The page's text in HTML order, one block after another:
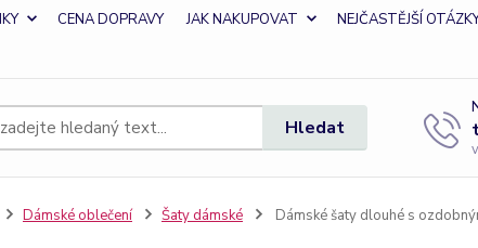
CENA DOPRAVY JAK NAKUPOVAT
NEJČASTĚJŠÍ
Hledat
Dámské oblečení Šaty dámské Dámské šaty dlouhé s